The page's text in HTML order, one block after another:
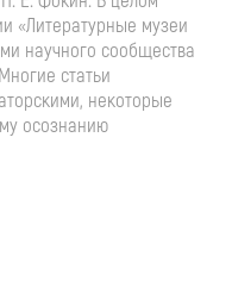
«Литературные музеи
научного сообщества
статьи
некоторые
осознанию